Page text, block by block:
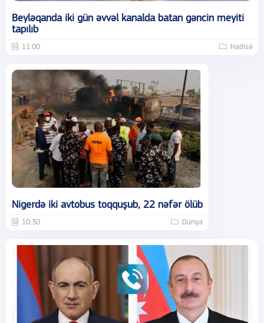
Beyləqanda iki gün əvvəl kanalda batan gəncin meyiti
tapılıb
11:00 Hadisə
Nigerdə iki avtobus toqquşub, 22 nəfər ölüb
10:30 Dünya